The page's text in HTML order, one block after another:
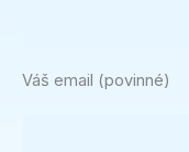
Váš email (povinné)